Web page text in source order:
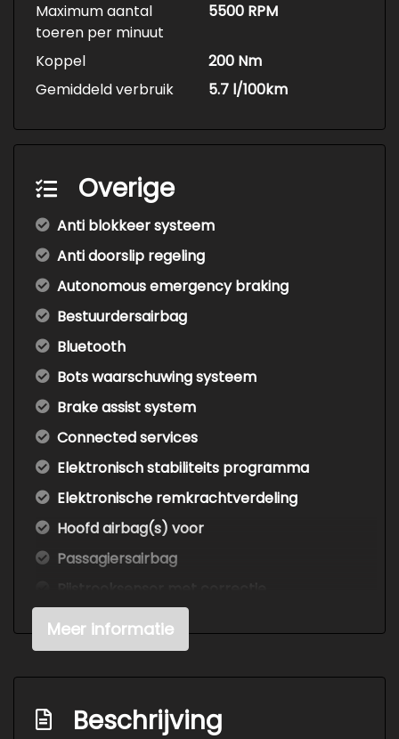
Maximum aantal
toeren per minuut
5500 RPM
Koppel
200 Nm
Gemiddeld verbruik
5.7 l/100km
Overige
Anti blokkeer systeem
Anti doorslip regeling
Autonomous emergency braking
Bestuurdersairbag
Bluetooth
Bots waarschuwing systeem
Brake assist system
Connected services
Elektronisch stabiliteits programma
Elektronische remkrachtverdeling
Hoofd airbag(s) voor
Passagiersairbag
S line exterieur
Volledig digitaal instrumentenpaneel
Zij airbag(s) voor
Interieur
Meer informatie
Beschrijving